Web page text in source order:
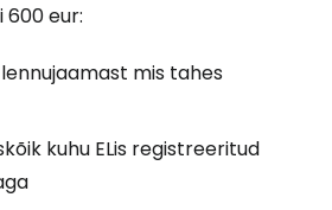
600 eur:
lennujaamast mis tahes
kuhu ELis registreeritud